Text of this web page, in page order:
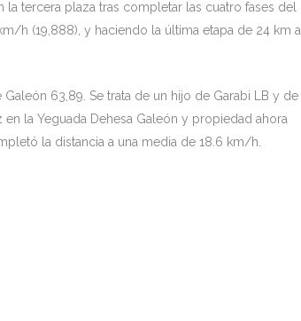
tercera plaza tras completar las cuatro fases del
h (19,888), y haciendo la última etapa de 24 km a
63,89. Se trata de un hijo de Garabi LB y de
la Yeguada Dehesa Galeón y propiedad ahora
la distancia a una media de 18.6 km/h.